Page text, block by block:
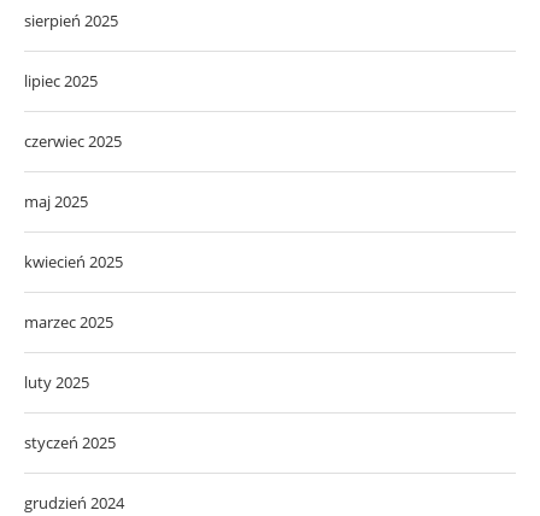
sierpień 2025
lipiec 2025
czerwiec 2025
maj 2025
kwiecień 2025
marzec 2025
luty 2025
styczeń 2025
grudzień 2024